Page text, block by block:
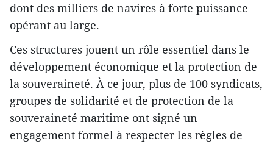
dont des milliers de navires à forte puissance
opérant au large.
Ces structures jouent un rôle essentiel dans le
développement économique et la protection de
la souveraineté. À ce jour, plus de 100 syndicats,
groupes de solidarité et de protection de la
souveraineté maritime ont signé un
engagement formel à respecter les règles de